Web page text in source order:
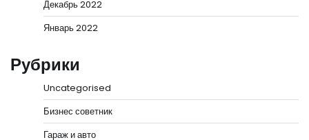
Декабрь 2022
Январь 2022
Рубрики
Uncategorised
Бизнес советник
Гараж и авто